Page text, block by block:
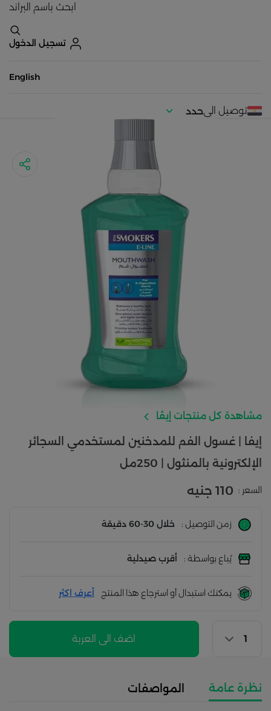
ابحث باسم البراند
تسجيل الدخول
English
توصيل الىحدد
مشاهدة كل منتجات إيڤا
إيفا | غسول الفم للمدخنين لمستخدمي السجائر
الإلكترونية بالمنثول | 250مل
السعر : 110 جنيه
زمن التوصيل : خلال 30-60 دقيقة
يُباع بواسطة : أقرب صيدلية
يمكنك استبدال أو استرجاع هذا المنتج أعرف اكثر
اضف الى العربة
نظرة عامة المواصفات